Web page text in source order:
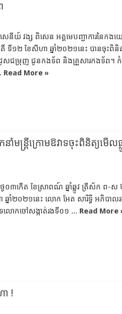
េនីយ៍ វង្ស ពិសេន អគ្គមេបញ្ជាការនៃកង
តិ៍ ទី១២ ខែសីហា ឆ្នាំ២០២១នេះ បានចុះពិនិ
ជម្រុញ​ ជូនកងទ័ព និងគ្រួសារកងទ័ព។ កំ
Read More »
មន្ត្រីក្រោមឱវាទចុះពិនិត្យមើលផ្
ងៃ០៣កើត ខែស្រាពណ៍ ឆ្នាំឆ្លូវ ត្រីស័ក ព-
ឆ្នាំ២០២១នេះ លោក អែត សារិទ្ធិ អភិបាល
ទលោកចៅសង្កាត់រងទី០១ ... Read More
!